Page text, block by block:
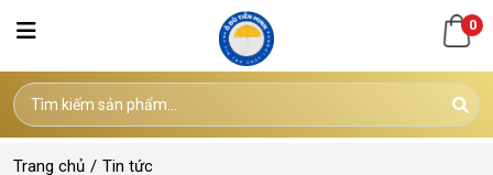
0
Trang chủ / Tin tức